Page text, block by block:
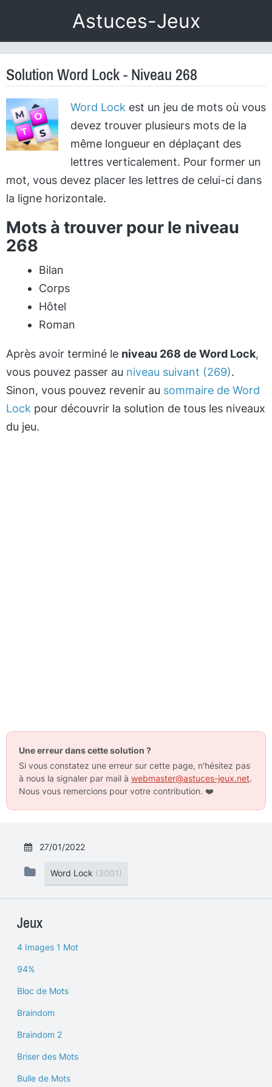
Astuces-Jeux
Solution Word Lock - Niveau 268
Word Lock est un jeu de mots où vous
devez trouver plusieurs mots de la
même longueur en déplaçant des
lettres verticalement. Pour former un
mot, vous devez placer les lettres de celui-ci dans
la ligne horizontale.
Mots à trouver pour le niveau
268
Bilan
Corps
Hôtel
Roman
Après avoir terminé le niveau 268 de Word Lock,
vous pouvez passer au niveau suivant (269).
Sinon, vous pouvez revenir au sommaire de Word
Lock pour découvrir la solution de tous les niveaux
du jeu.
Une erreur dans cette solution ?
Si vous constatez une erreur sur cette page, n'hésitez pas
à nous la signaler par mail à webmaster@astuces-jeux.net.
Nous vous remercions pour votre contribution. ❤️
27/01/2022
Word Lock (3001)
Jeux
4 Images 1 Mot
94%
Bloc de Mots
Braindom
Braindom 2
Briser des Mots
Bulle de Mots